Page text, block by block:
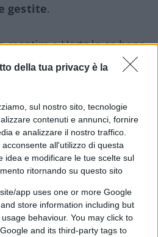
della tua privacy è la
sul nostro sito, tecnologie
contenuti e annunci, fornire
e analizzare il nostro traffico.
all'utilizzo di questa
idea e modificare le tue scelte sul
ritornando su questo sito
app uses one or more Google
store information including but
behaviour. You may click to
and its third-party tags to
gestite.
mentire e Hertz lo sa bene.
elettriche, la società ha
nel primo trimester
E le ripercussioni
azioni della società è
. Ma non è tutto. La
dovuto fare i conti con i
e della gestione
salati dei veicoli “classici”.